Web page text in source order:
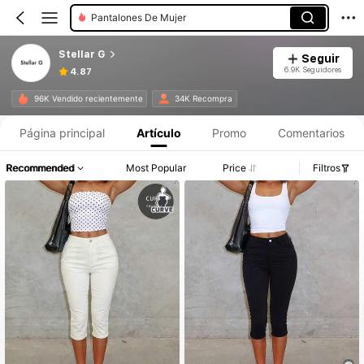
Pantalones De Mujer
Stellar G
4.87
Seguir
6.9K Seguidores
96K Vendido recientemente 34K Recompra
Página principal Artículo Promo Comentarios
Recommended Most Popular Price Filtros